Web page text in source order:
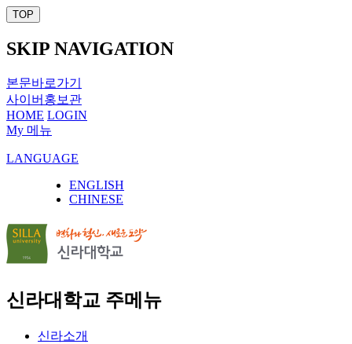
TOP
SKIP NAVIGATION
본문바로가기
사이버홍보관
HOME LOGIN
My 메뉴
LANGUAGE
ENGLISH
CHINESE
신라대학교 주메뉴
신라소개